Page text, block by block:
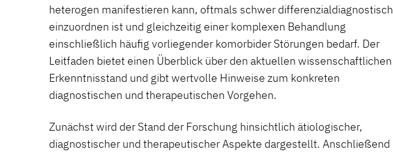
heterogen manifestieren kann, oftmals schwer differenzialdiagnostisch
einzuordnen ist und gleichzeitig einer komplexen Behandlung
einschließlich häufig vorliegender komorbider Störungen bedarf. Der
Leitfaden bietet einen Überblick über den aktuellen wissenschaftlichen
Erkenntnisstand und gibt wertvolle Hinweise zum konkreten
diagnostischen und therapeutischen Vorgehen.
Zunächst wird der Stand der Forschung hinsichtlich ätiologischer,
diagnostischer und therapeutischer Aspekte dargestellt. Anschließend